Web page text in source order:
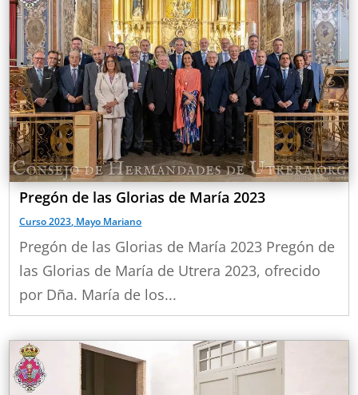
Pregón de las Glorias de María 2023
Curso 2023, Mayo Mariano
Pregón de las Glorias de María 2023 Pregón de
las Glorias de María de Utrera 2023, ofrecido
por Dña. María de los...